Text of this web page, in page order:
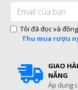
Tôi đã đọc và
Thu mua rượu
GIAO
NẴNG
Áp dụng